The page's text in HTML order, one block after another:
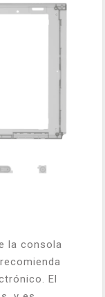
la consola
El